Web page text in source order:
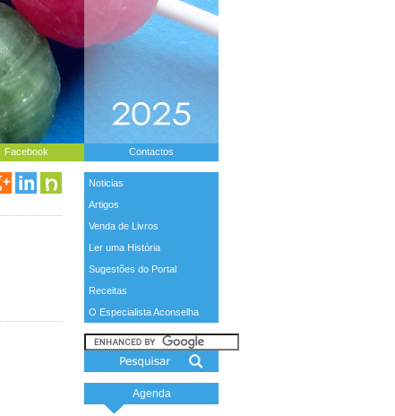
Facebook Contactos
Noticias
Artigos
Venda de Livros
Ler uma História
Sugestões do Portal
Receitas
O Especialista Aconselha
Agenda